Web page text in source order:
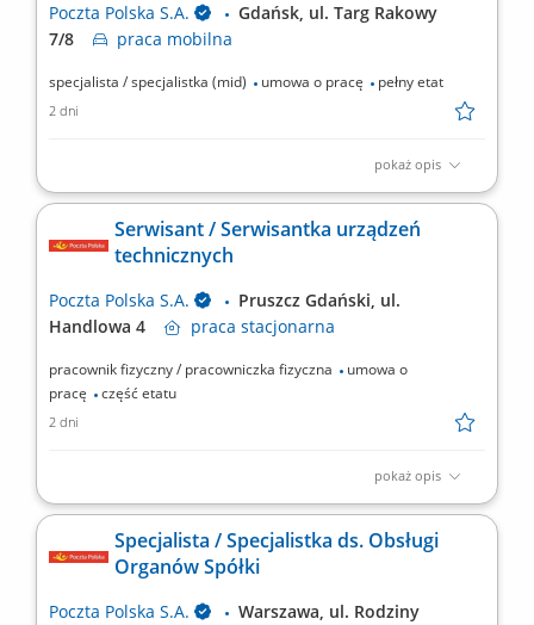
Poczta Polska S.A.
Gdańsk, ul. Targ Rakowy
7/8​
praca mobilna
specjalista / specjalistka (mid) umowa o pracę pełny etat
2 dni
pokaż opis
​Miejsce pracy: Gdańsk, ul. Targ Rakowy 7/8​​ Rodzaj zatrudnienia:
które na Ciebie czekają to​: budowanie i utrzymywanie relacji z
klientami; rozpoznanie potrzeb i tworzenie oferty handlowej,
Serwisant / Serwisantka urządzeń
technicznych
Poczta Polska S.A.
Pruszcz Gdański, ul.
Handlowa 4
praca stacjonarna
pracownik fizyczny / pracowniczka fizyczna
umowa o
pracę
część etatu
2 dni
pokaż opis
Rodzaj zatrudnienia: umowa o pracę; 0,5 etatu; praca w godz.
grafik (praca przypada 7- 8 razy w miesiącu) Twoje zadania:
utrzymywanie w pełnej sprawności maszyn i urządzeń
Specjalista / Specjalistka ds. Obsługi
Organów Spółki
Poczta Polska S.A.
Warszawa, ul. Rodziny